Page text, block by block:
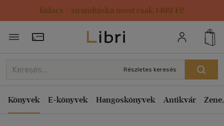
Kulacs / strandtáska most csak 1499 Ft!
Törzsvásárlói Kártya adatai
Részletes keresés
Könyvek E-könyvek Hangoskönyvek Antikvár